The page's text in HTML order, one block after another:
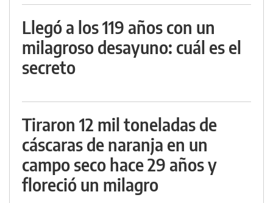
Llegó a los 119 años con un
milagroso desayuno: cuál es el
secreto
Tiraron 12 mil toneladas de
cáscaras de naranja en un
campo seco hace 29 años y
floreció un milagro